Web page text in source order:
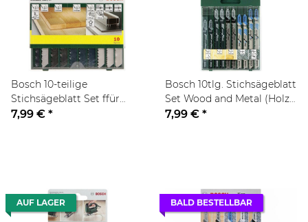
Bosch 10-teilige
Stichsägeblatt Set ffür
Holz/Metall/Kunststoff, T-
7,99 € *
Bosch 10tlg. Stichsägeblatt
Set Wood and Metal (Holz
und Metall, Stichsäge T-
7,99 € *
AUF LAGER BALD BESTELLBAR